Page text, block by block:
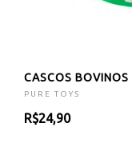
CASCOS
PURE TOYS
R$24,90